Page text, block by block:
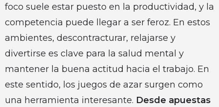
foco suele estar puesto en la productividad, y la
competencia puede llegar a ser feroz. En estos
ambientes, descontracturar, relajarse y
divertirse es clave para la salud mental y
mantener la buena actitud hacia el trabajo. En
este sentido, los juegos de azar surgen como
una herramienta interesante. Desde apuestas